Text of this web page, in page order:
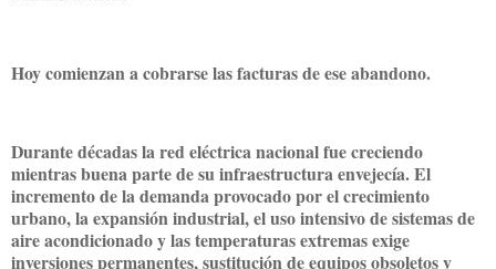
Hoy comienzan a cobrarse las facturas de ese abandono.
Durante décadas la red eléctrica nacional fue creciendo
mientras buena parte de su infraestructura envejecía. El
incremento de la demanda provocado por el crecimiento
urbano, la expansión industrial, el uso intensivo de sistemas de
aire acondicionado y las temperaturas extremas exige
inversiones permanentes, sustitución de equipos obsoletos y